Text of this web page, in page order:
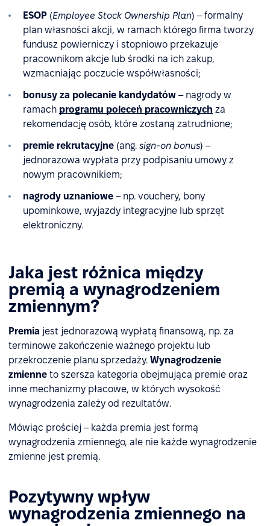
ESOP (Employee Stock Ownership Plan) – formalny
plan własności akcji, w ramach którego firma tworzy
fundusz powierniczy i stopniowo przekazuje
pracownikom akcje lub środki na ich zakup,
wzmacniając poczucie współwłasności;
bonusy za polecanie kandydatów – nagrody w
ramach programu poleceń pracowniczych za
rekomendację osób, które zostaną zatrudnione;
premie rekrutacyjne (ang. sign-on bonus) –
jednorazowa wypłata przy podpisaniu umowy z
nowym pracownikiem;
nagrody uznaniowe – np. vouchery, bony
upominkowe, wyjazdy integracyjne lub sprzęt
elektroniczny.
Jaka jest różnica między
premią a wynagrodzeniem
zmiennym?
Premia jest jednorazową wypłatą finansową, np. za
terminowe zakończenie ważnego projektu lub
przekroczenie planu sprzedaży. Wynagrodzenie
zmienne to szersza kategoria obejmująca premie oraz
inne mechanizmy płacowe, w których wysokość
wynagrodzenia zależy od rezultatów.
Mówiąc prościej – każda premia jest formą
wynagrodzenia zmiennego, ale nie każde wynagrodzenie
zmienne jest premią.
Pozytywny wpływ
wynagrodzenia zmiennego na